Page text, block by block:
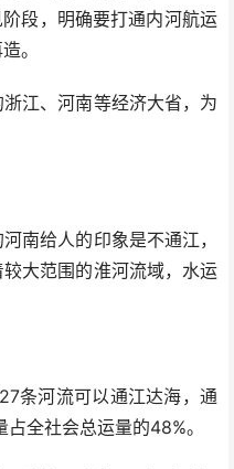
段，明确要打通内河航运
。
江、河南等经济大省，为
给人的印象是不通江，
大范围的淮河流域，水运
河流可以通江达海，通
全社会总运量的48%。